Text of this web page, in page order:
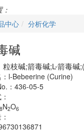
中心 分析化学
碱
粒枝碱;箭毒碱;L-箭毒
l-Bebeerine (Curine)
： 436-05-5
N2O6